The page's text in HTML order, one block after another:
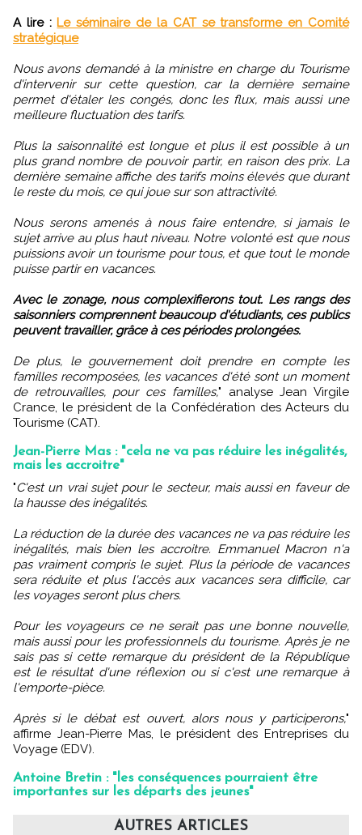
A lire : Le séminaire de la CAT se transforme en Comité
stratégique
Nous avons demandé à la ministre en charge du Tourisme
d'intervenir sur cette question, car la dernière semaine
permet d'étaler les congés, donc les flux, mais aussi une
meilleure fluctuation des tarifs.
Plus la saisonnalité est longue et plus il est possible à un
plus grand nombre de pouvoir partir, en raison des prix. La
dernière semaine affiche des tarifs moins élevés que durant
le reste du mois, ce qui joue sur son attractivité.
Nous serons amenés à nous faire entendre, si jamais le
sujet arrive au plus haut niveau. Notre volonté est que nous
puissions avoir un tourisme pour tous, et que tout le monde
puisse partir en vacances.
Avec le zonage, nous complexifierons tout. Les rangs des
saisonniers comprennent beaucoup d'étudiants, ces publics
peuvent travailler, grâce à ces périodes prolongées.
De plus, le gouvernement doit prendre en compte les
familles recomposées, les vacances d'été sont un moment
de retrouvailles, pour ces familles," analyse Jean Virgile
Crance, le président de la Confédération des Acteurs du
Tourisme (CAT).
Jean-Pierre Mas : "cela ne va pas réduire les inégalités,
mais les accroitre"
"C'est un vrai sujet pour le secteur, mais aussi en faveur de
la hausse des inégalités.
La réduction de la durée des vacances ne va pas réduire les
inégalités, mais bien les accroitre. Emmanuel Macron n'a
pas vraiment compris le sujet. Plus la période de vacances
sera réduite et plus l'accès aux vacances sera difficile, car
les voyages seront plus chers.
Pour les voyageurs ce ne serait pas une bonne nouvelle,
mais aussi pour les professionnels du tourisme. Après je ne
sais pas si cette remarque du président de la République
est le résultat d'une réflexion ou si c'est une remarque à
l'emporte-pièce.
Après si le débat est ouvert, alors nous y participerons,"
affirme Jean-Pierre Mas, le président des Entreprises du
Voyage (EDV).
Antoine Bretin : "les conséquences pourraient être
importantes sur les départs des jeunes"
AUTRES ARTICLES